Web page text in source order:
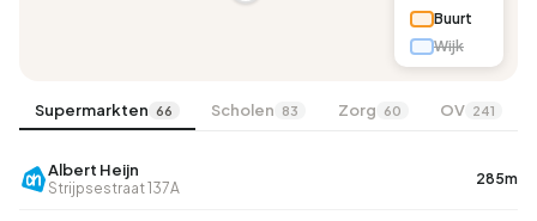
Buurt
Wijk
Supermarkten 66 Scholen 83 Zorg 60 OV 241
Albert Heijn
Strijpsestraat 137A
285m